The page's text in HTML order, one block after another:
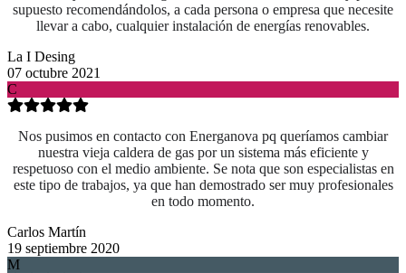
supuesto recomendándolos, a cada persona o empresa que necesite
llevar a cabo, cualquier instalación de energías renovables.
La I Desing
07 octubre 2021
C
Nos pusimos en contacto con Energanova pq queríamos cambiar
nuestra vieja caldera de gas por un sistema más eficiente y
respetuoso con el medio ambiente. Se nota que son especialistas en
este tipo de trabajos, ya que han demostrado ser muy profesionales
en todo momento.
Carlos Martín
19 septiembre 2020
M